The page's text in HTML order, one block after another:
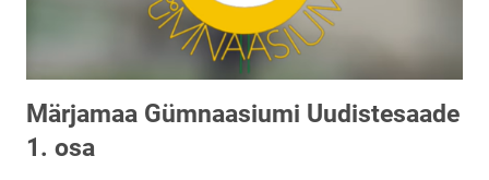
Märjamaa Gümnaasiumi Uudistesaade
1. osa